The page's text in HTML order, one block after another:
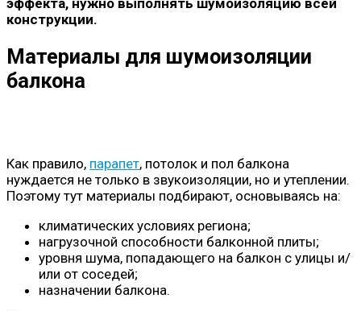
конструкции.
Материалы для шумоизоляции
балкона
Как правило, парапет, потолок и пол балкона
нуждается не только в звукоизоляции, но и утеплении.
Поэтому тут материалы подбирают, основываясь на:
климатических условиях региона;
нагрузочной способности балконной плиты;
уровня шума, попадающего на балкон с улицы и/
или от соседей;
назначении балкона.